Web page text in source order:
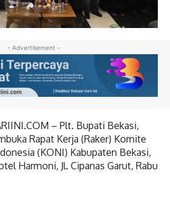
- Advertisement -
– Plt. Bupati Bekasi,
Rapat Kerja (Raker) Komite
(KONI) Kabupaten Bekasi,
Harmoni, Jl. Cipanas Garut, Rabu